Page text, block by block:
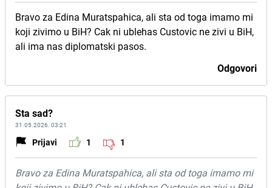
Bravo za Edina Muratspahica, ali sta od toga imamo mi
koji zivimo u BiH? Cak ni ublehas Custovic ne zivi u BiH,
ali ima nas diplomatski pasos.
Odgovori
Sta sad?
31.05.2026. 03:21
Prijavi 1 1
Bravo za Edina Muratspahica, ali sta od toga imamo mi